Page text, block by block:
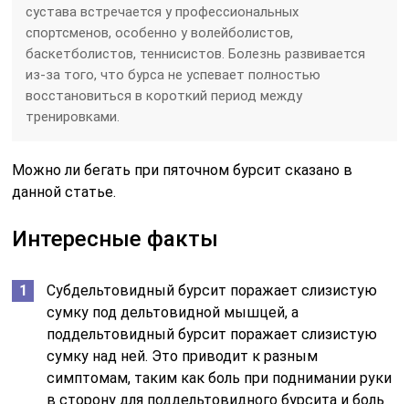
сустава встречается у профессиональных
спортсменов, особенно у волейболистов,
баскетболистов, теннисистов. Болезнь развивается
из-за того, что бурса не успевает полностью
восстановиться в короткий период между
тренировками.
Можно ли бегать при пяточном бурсит сказано в
данной статье.
Интересные факты
Субдельтовидный бурсит поражает слизистую
сумку под дельтовидной мышцей, а
поддельтовидный бурсит поражает слизистую
сумку над ней. Это приводит к разным
симптомам, таким как боль при поднимании руки
в сторону для поддельтовидного бурсита и боль